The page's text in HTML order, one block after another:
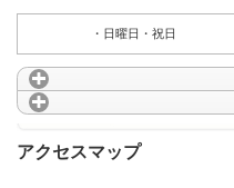
・日曜日・祝日
アクセスマップ